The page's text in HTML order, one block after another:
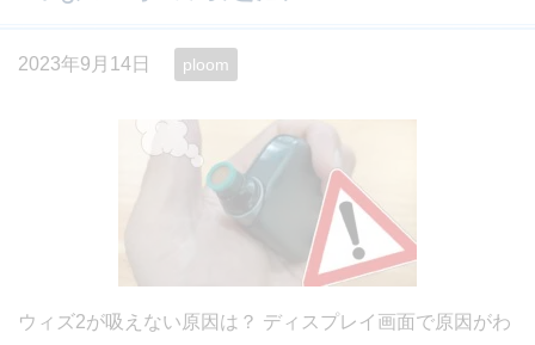
2023年9月14日 ploom
ウィズ2が吸えない原因は？ ディスプレイ画面で原因がわ